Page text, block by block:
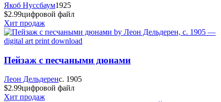
Якоб Нуссбаум1925
$2.99цифровой файл
Хит продаж
Пейзаж с песчаными дюнами
Леон Дельдеренc. 1905
$2.99цифровой файл
Хит продаж